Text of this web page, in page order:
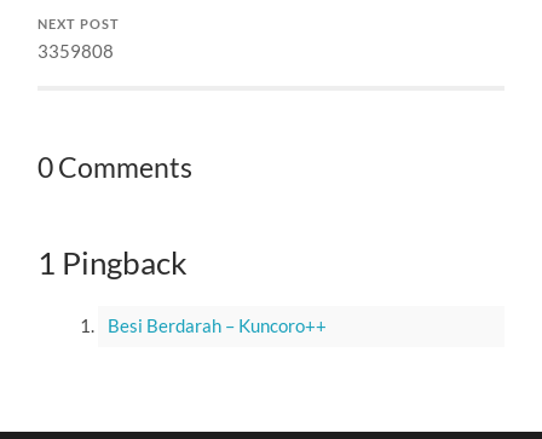
NEXT POST
3359808
0 Comments
1 Pingback
Besi Berdarah – Kuncoro++